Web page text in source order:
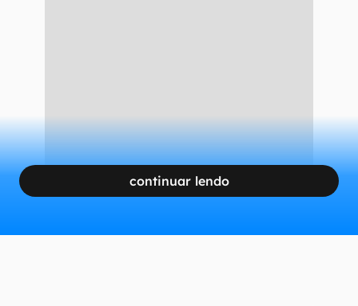
continuar lendo